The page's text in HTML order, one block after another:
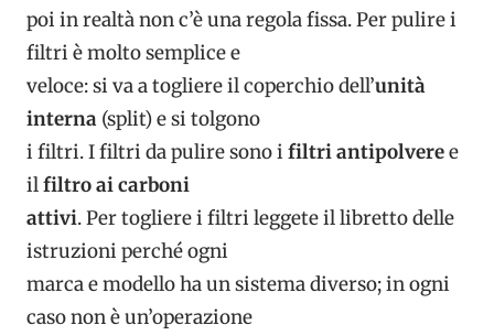
poi in realtà non c’è una regola fissa. Per pulire i
filtri è molto semplice e
veloce: si va a togliere il coperchio dell’unità
interna (split) e si tolgono
i filtri. I filtri da pulire sono i filtri antipolveree
ilfiltro ai carboni
attivi. Per togliere i filtri leggete il libretto delle
istruzioni perché ogni
marca e modello ha un sistema diverso; in ogni
caso non è un’operazione